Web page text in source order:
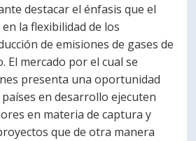
destacar el énfasis que el
la flexibilidad de los
de emisiones de gases de
El mercado por el cual se
presenta una oportunidad
en desarrollo ejecuten
en materia de captura y
que de otra manera